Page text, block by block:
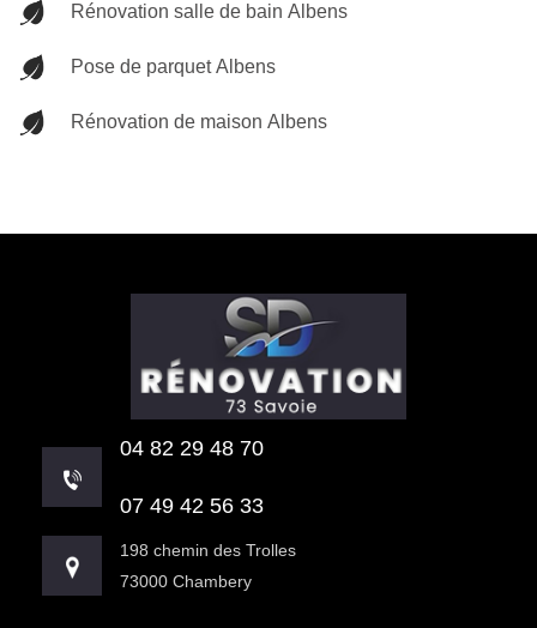
Rénovation salle de bain Albens
Pose de parquet Albens
Rénovation de maison Albens
04 82 29 48 70
07 49 42 56 33
198 chemin des Trolles
73000 Chambery